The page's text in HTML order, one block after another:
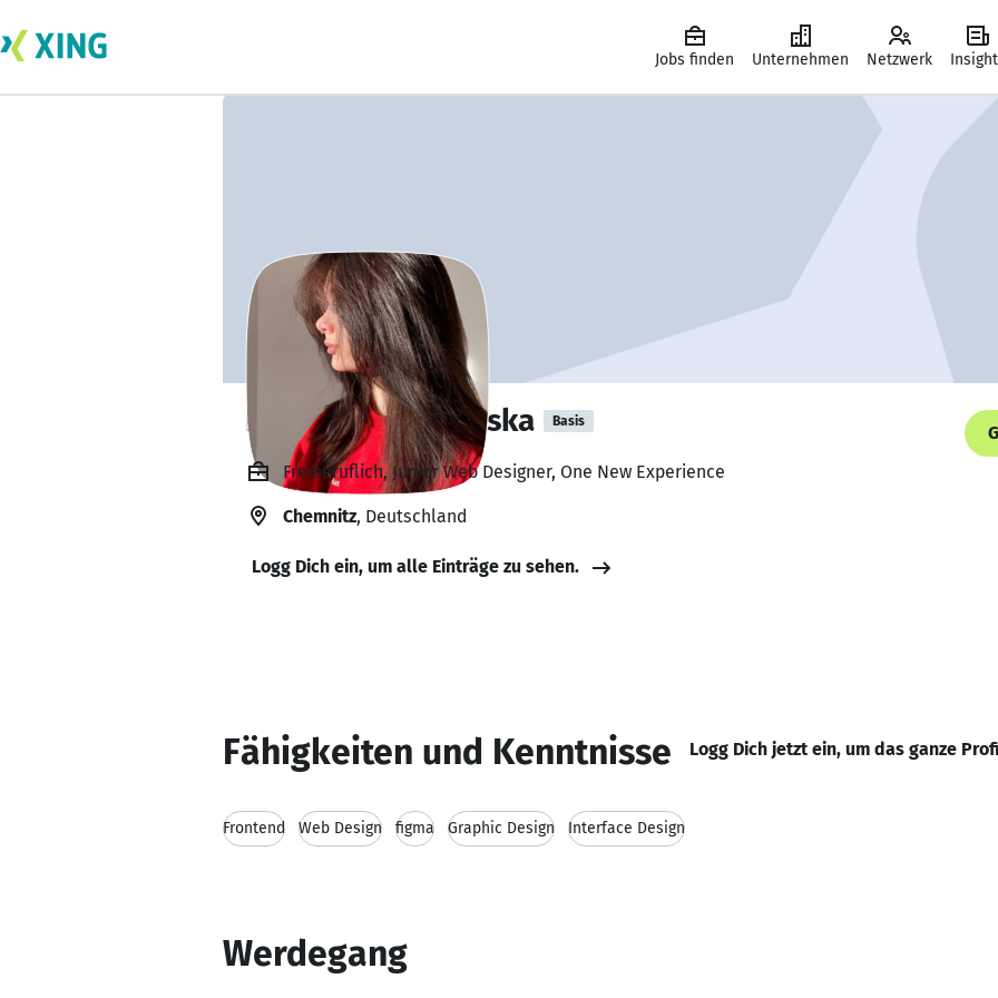
Jobs finden Unternehmen Netzwerk
Renata Dolhonevska Basis
Freiberuflich, Junior Web Designer, One New Experience
Chemnitz, Deutschland
Logg Dich ein, um alle Einträge zu sehen.
Fähigkeiten und Kenntnisse Logg Dich jetzt ein, um das ganze
Frontend Web Design figma Graphic Design Interface Design
Werdegang